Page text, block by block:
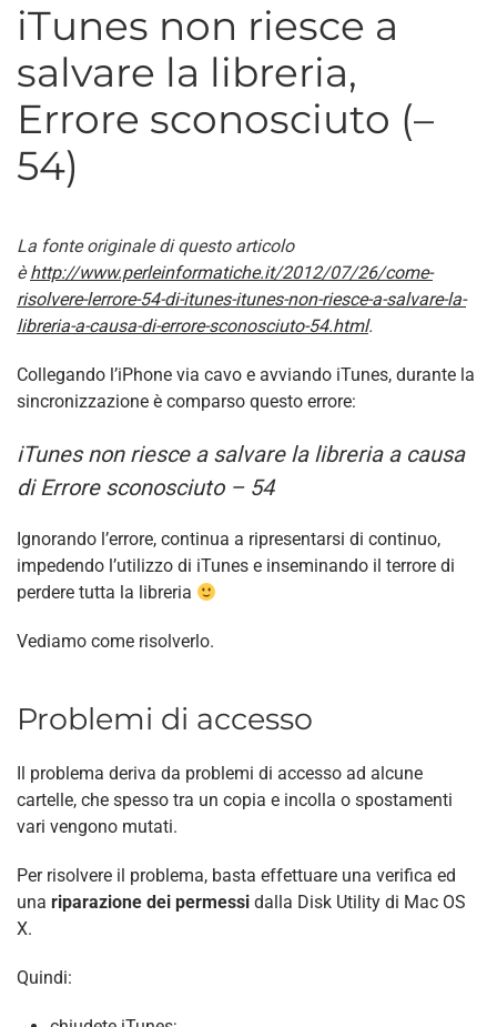
iTunes non riesce a
salvare la libreria,
Errore sconosciuto (–
54)
La fonte originale di questo articolo
èhttp://www.perleinformatiche.it/2012/07/26/come-
risolvere-lerrore-54-di-itunes-itunes-non-riesce-a-salvare-la-
libreria-a-causa-di-errore-sconosciuto-54.html.
Collegando l’iPhone via cavo e avviando iTunes, durante la
sincronizzazione è comparso questo errore:
iTunes non riesce a salvare la libreria a causa
di Errore sconosciuto – 54
Ignorando l’errore, continua a ripresentarsi di continuo,
impedendo l’utilizzo di iTunes e inseminando il terrore di
perdere tutta la libreria
Vediamo come risolverlo.
Problemi di accesso
Il problema deriva da problemi di accesso ad alcune
cartelle, che spesso tra un copia e incolla o spostamenti
vari vengono mutati.
Per risolvere il problema, basta effettuare una verifica ed
una riparazione dei permessi dalla Disk Utility di Mac OS
X.
Quindi: